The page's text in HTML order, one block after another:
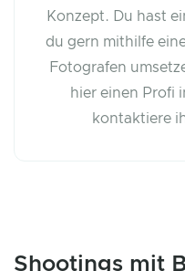
Konzept. Du hast
du gern mithilfe
Fotografen
hier einen Profi
kontaktiere
Shootings mit